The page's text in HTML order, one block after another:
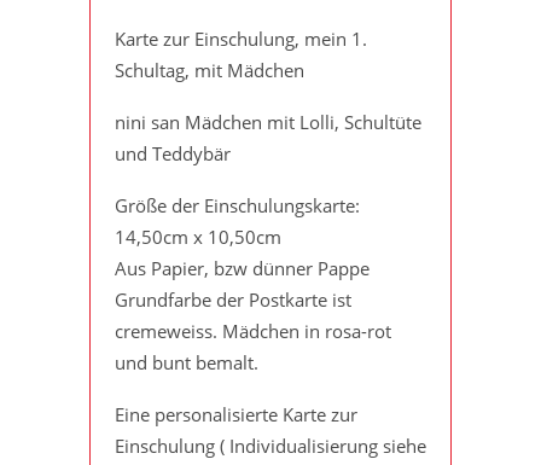
Karte zur Einschulung, mein 1.
Schultag, mit Mädchen
nini san Mädchen mit Lolli, Schultüte
und Teddybär
Größe der Einschulungskarte:
14,50cm x 10,50cm
Aus Papier, bzw dünner Pappe
Grundfarbe der Postkarte ist
cremeweiss. Mädchen in rosa-rot
und bunt bemalt.
Eine personalisierte Karte zur
Einschulung ( Individualisierung siehe